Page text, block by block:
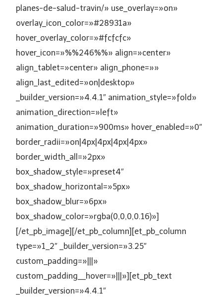
planes-de-salud-travin/» use_overlay=»on»
overlay_icon_color=»#28931a»
hover_overlay_color=»#fcfcfc»
hover_icon=»%%246%%» align=»center»
align_tablet=»center» align_phone=»»
align_last_edited=»on|desktop»
_builder_version=»4.4.1″ animation_style=»fold»
animation_direction=»left»
animation_duration=»900ms» hover_enabled=»0″
border_radii=»on|4px|4px|4px|4px»
border_width_all=»2px»
box_shadow_style=»preset4″
box_shadow_horizontal=»5px»
box_shadow_blur=»6px»
box_shadow_color=»rgba(0,0,0,0.16)»]
[/et_pb_image][/et_pb_column][et_pb_column
type=»1_2″ _builder_version=»3.25″
custom_padding=»|||»
custom_padding__hover=»|||»][et_pb_text
_builder_version=»4.4.1″